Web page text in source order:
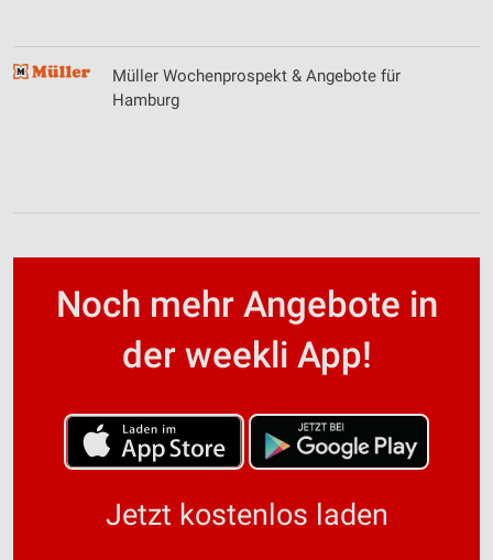
Müller Wochenprospekt & Angebote für
Hamburg
Noch mehr Angebote in
der weekli App!
Jetzt kostenlos laden